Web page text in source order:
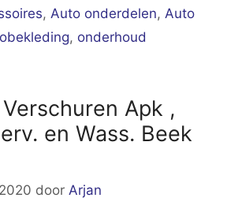
, Auto onderdelen, Auto
, onderhoud
Apk ,
en Wass. Beek
door Arjan